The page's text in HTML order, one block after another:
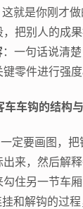
这就是你刚才
把别人的成果
：一句话说清
零件进行强
车车钩的结构
定要画图，把
来，然后解
住另一节车厢
挂和解钩的过